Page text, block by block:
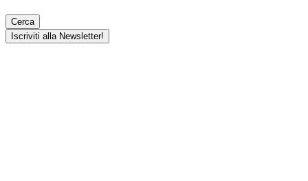
Cerca
Iscriviti alla Newsletter!